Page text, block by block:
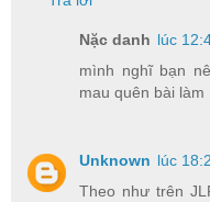
Nặc danh lúc
mình nghĩ bạn
mau quên bài
Unknown lúc
Theo như trên